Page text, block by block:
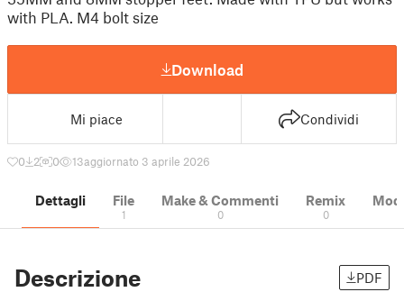
with PLA. M4 bolt size
Download
Mi piace Condividi
0 2 0 13aggiornato 3 aprile 2026
Dettagli File
1
Make & Commenti
0
Remix
0
Descrizione PDF